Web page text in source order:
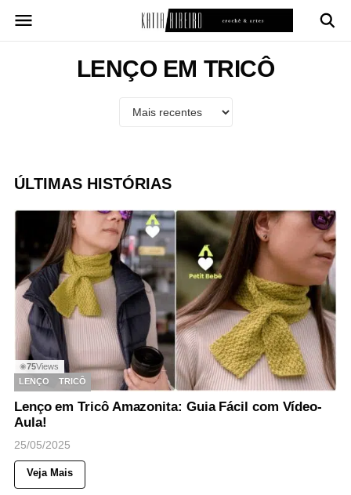
para
LENÇO EM TRICÔ
ÚLTIMAS HISTÓRIAS
◉75Views
LENÇO
TRICÔ
Lenço em Tricô Amazonita: Guia Fácil com Vídeo-
Aula!
25/05/2025
Veja Mais